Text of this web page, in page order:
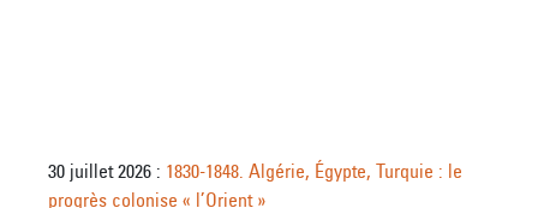
30 juillet 2026 : 1830-1848. Algérie, Égypte, Turquie : le
progrès colonise « l’Orient »